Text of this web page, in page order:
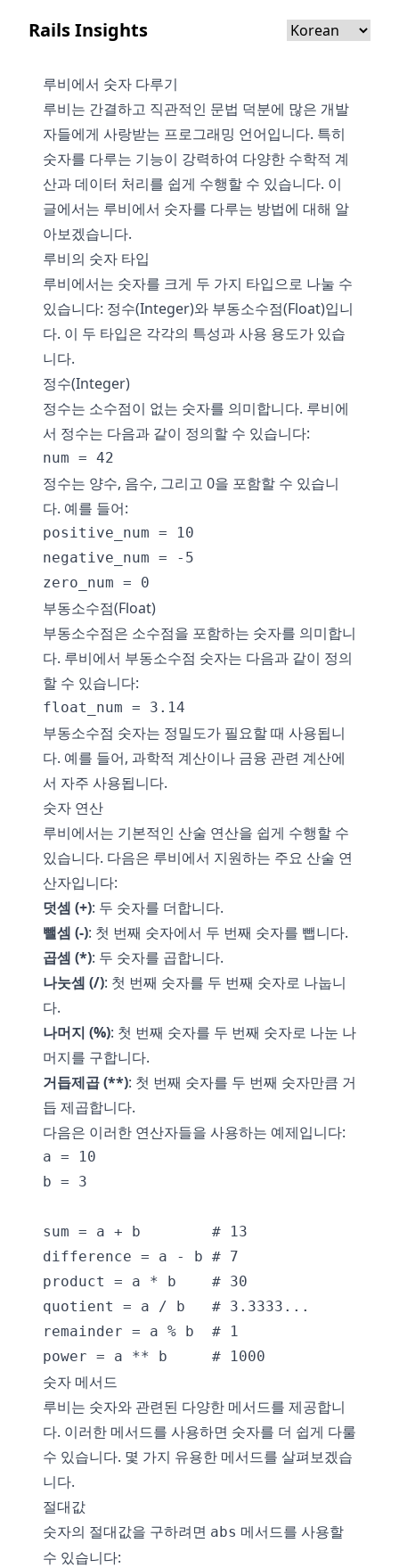
Rails Insights
루비에서 숫자 다루기
루비는 간결하고 직관적인 문법 덕분에 많은 개발
자들에게 사랑받는 프로그래밍 언어입니다. 특히
숫자를 다루는 기능이 강력하여 다양한 수학적 계
산과 데이터 처리를 쉽게 수행할 수 있습니다. 이
글에서는 루비에서 숫자를 다루는 방법에 대해 알
아보겠습니다.
루비의 숫자 타입
루비에서는 숫자를 크게 두 가지 타입으로 나눌 수
있습니다: 정수(Integer)와 부동소수점(Float)입니
다. 이 두 타입은 각각의 특성과 사용 용도가 있습
니다.
정수(Integer)
정수는 소수점이 없는 숫자를 의미합니다. 루비에
서 정수는 다음과 같이 정의할 수 있습니다:
정수는 양수, 음수, 그리고 0을 포함할 수 있습니
다. 예를 들어:
positive_num = 10
negative_num = -5
부동소수점(Float)
부동소수점은 소수점을 포함하는 숫자를 의미합니
다. 루비에서 부동소수점 숫자는 다음과 같이 정의
할 수 있습니다:
부동소수점 숫자는 정밀도가 필요할 때 사용됩니
다. 예를 들어, 과학적 계산이나 금융 관련 계산에
서 자주 사용됩니다.
숫자 연산
루비에서는 기본적인 산술 연산을 쉽게 수행할 수
있습니다. 다음은 루비에서 지원하는 주요 산술 연
산자입니다:
덧셈 (+): 두 숫자를 더합니다.
뺄셈 (-): 첫 번째 숫자에서 두 번째 숫자를 뺍니다.
곱셈 (*): 두 숫자를 곱합니다.
나눗셈 (/): 첫 번째 숫자를 두 번째 숫자로 나눕니
다.
나머지 (%): 첫 번째 숫자를 두 번째 숫자로 나눈 나
머지를 구합니다.
거듭제곱 (**): 첫 번째 숫자를 두 번째 숫자만큼 거
듭 제곱합니다.
다음은 이러한 연산자들을 사용하는 예제입니다:
a = 10
b = 3
sum = a + b        # 13
difference = a - b # 7
product = a * b    # 30
quotient = a / b   # 3.3333...
remainder = a % b  # 1
숫자 메서드
루비는 숫자와 관련된 다양한 메서드를 제공합니
다. 이러한 메서드를 사용하면 숫자를 더 쉽게 다룰
수 있습니다. 몇 가지 유용한 메서드를 살펴보겠습
니다.
절대값
숫자의 절대값을 구하려면 abs 메서드를 사용할
수 있습니다: